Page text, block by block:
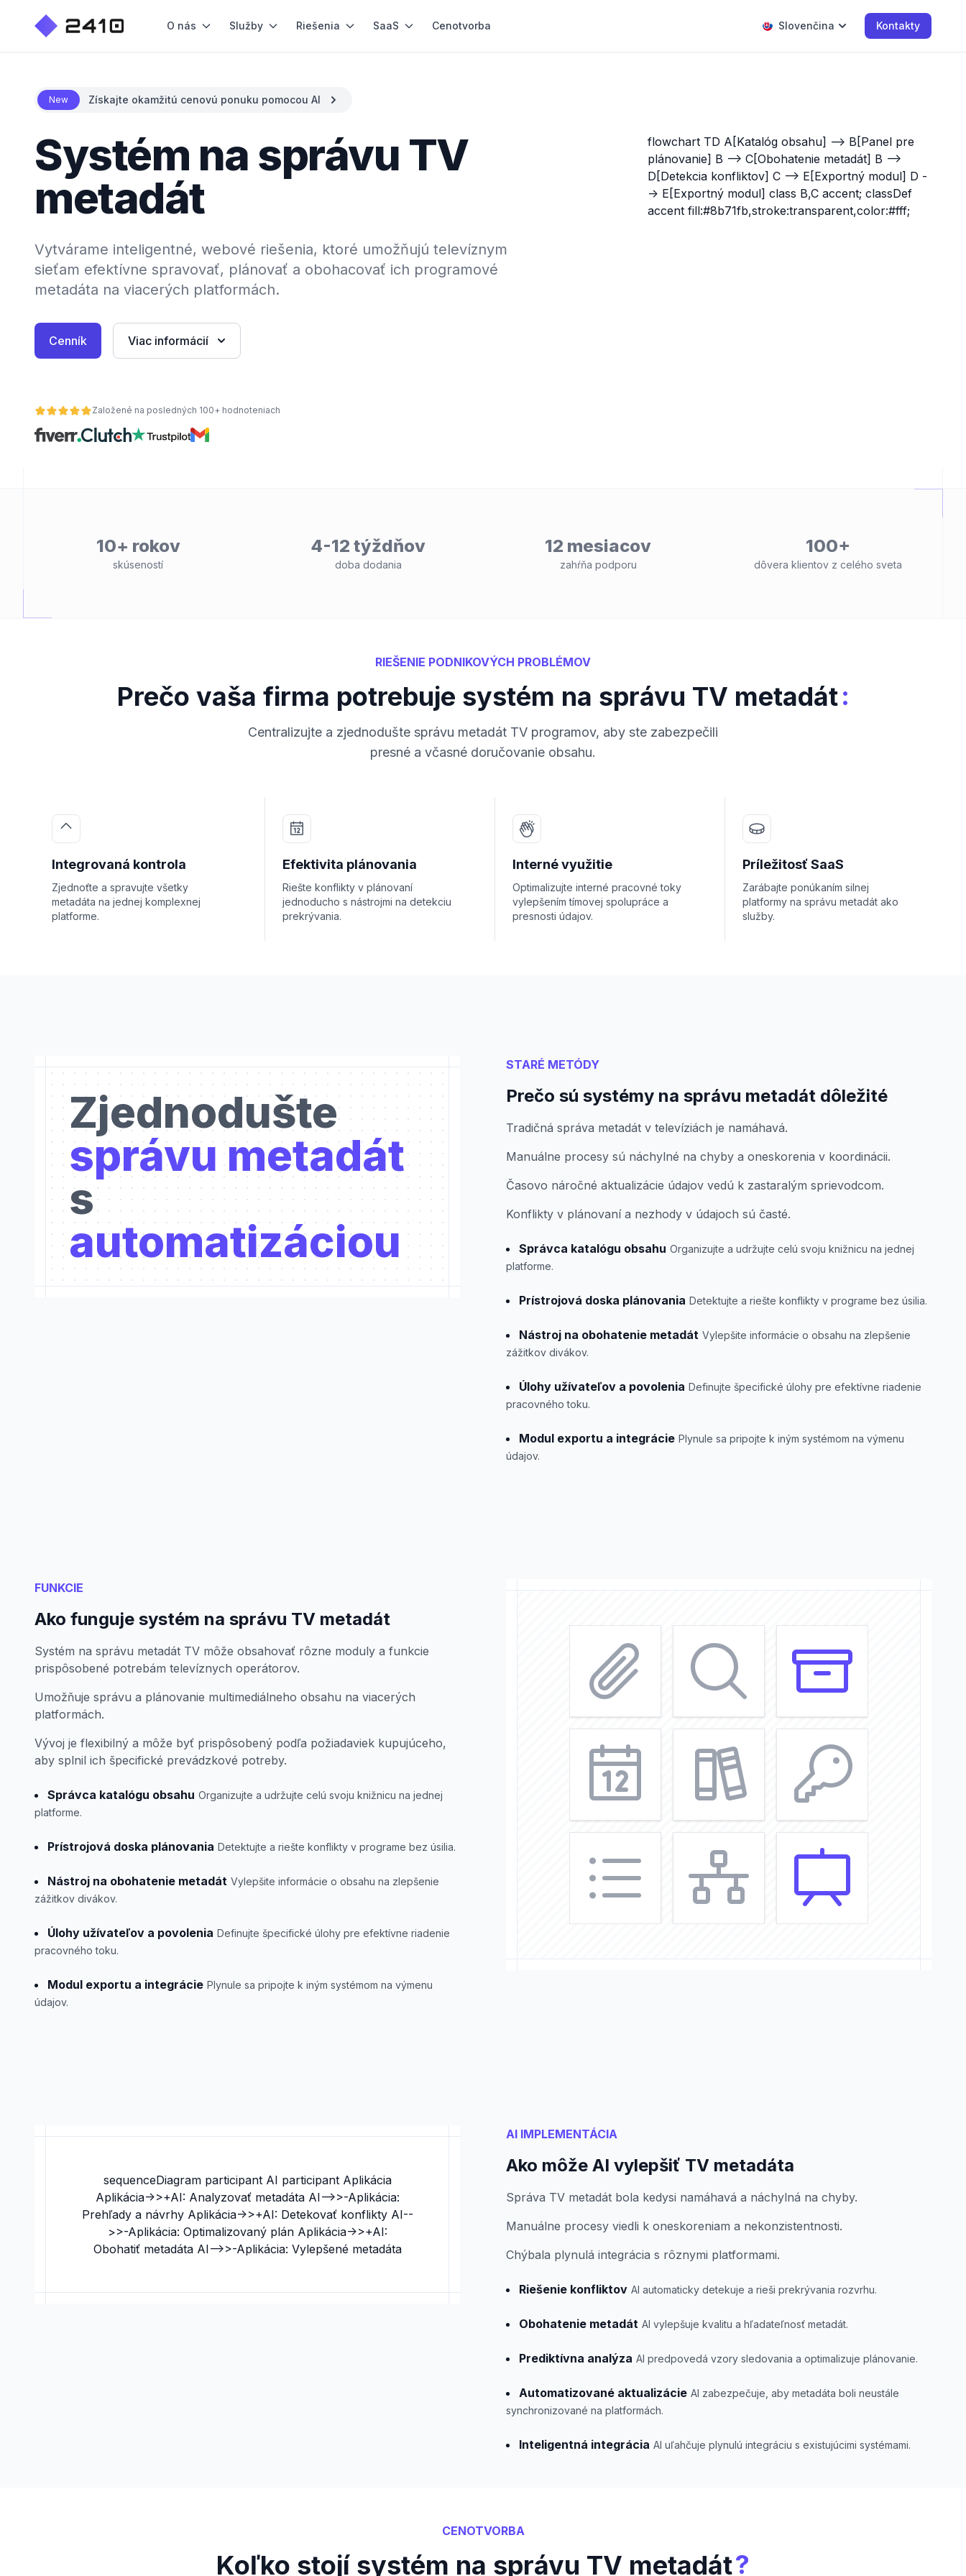
O nás Služby Riešenia SaaS Cenotvorba Slovenčina Kontakty
New Získajte okamžitú cenovú ponuku pomocou AI
Systém na správu TV
metadát
Vytvárame inteligentné, webové riešenia, ktoré umožňujú televíznym
sieťam efektívne spravovať, plánovať a obohacovať ich programové
metadáta na viacerých platformách.
Cenník Viac informácií
Založené na posledných 100+ hodnoteniach
flowchart TD A[Katalóg obsahu] --> B[Panel pre
plánovanie] B --> C[Obohatenie metadát] B -->
D[Detekcia konfliktov] C --> E[Exportný modul] D -
-> E[Exportný modul] class B,C accent; classDef
accent fill:#8b71fb,stroke:transparent,color:#fff;
10+ rokov
skúseností
4-12 týždňov
doba dodania
12 mesiacov
zahŕňa podporu
100+
dôvera klientov z celého sveta
RIEŠENIE PODNIKOVÝCH PROBLÉMOV
Prečo vaša firma potrebuje systém na správu TV metadát:
Centralizujte a zjednodušte správu metadát TV programov, aby ste zabezpečili
presné a včasné doručovanie obsahu.
Integrovaná kontrola
Zjednoťte a spravujte všetky
metadáta na jednej komplexnej
platforme.
Efektivita plánovania
Riešte konflikty v plánovaní
jednoducho s nástrojmi na detekciu
prekrývania.
Interné využitie
Optimalizujte interné pracovné toky
vylepšením tímovej spolupráce a
presnosti údajov.
Príležitosť SaaS
Zarábajte ponúkaním silnej
platformy na správu metadát ako
služby.
Zjednodušte
správu metadát
s
automatizáciou
STARÉ METÓDY
Prečo sú systémy na správu metadát dôležité
Tradičná správa metadát v televíziách je namáhavá.
Manuálne procesy sú náchylné na chyby a oneskorenia v koordinácii.
Časovo náročné aktualizácie údajov vedú k zastaralým sprievodcom.
Konflikty v plánovaní a nezhody v údajoch sú časté.
Správca katalógu obsahu Organizujte a udržujte celú svoju knižnicu na jednej
platforme.
Prístrojová doska plánovania Detektujte a riešte konflikty v programe bez úsilia.
Nástroj na obohatenie metadát Vylepšite informácie o obsahu na zlepšenie
zážitkov divákov.
Úlohy užívateľov a povolenia Definujte špecifické úlohy pre efektívne riadenie
pracovného toku.
Modul exportu a integrácie Plynule sa pripojte k iným systémom na výmenu
údajov.
FUNKCIE
Ako funguje systém na správu TV metadát
Systém na správu metadát TV môže obsahovať rôzne moduly a funkcie
prispôsobené potrebám televíznych operátorov.
Umožňuje správu a plánovanie multimediálneho obsahu na viacerých
platformách.
Vývoj je flexibilný a môže byť prispôsobený podľa požiadaviek kupujúceho,
aby splnil ich špecifické prevádzkové potreby.
Správca katalógu obsahu Organizujte a udržujte celú svoju knižnicu na jednej
platforme.
Prístrojová doska plánovania Detektujte a riešte konflikty v programe bez úsilia.
Nástroj na obohatenie metadát Vylepšite informácie o obsahu na zlepšenie
zážitkov divákov.
Úlohy užívateľov a povolenia Definujte špecifické úlohy pre efektívne riadenie
pracovného toku.
Modul exportu a integrácie Plynule sa pripojte k iným systémom na výmenu
údajov.
sequenceDiagram participant AI participant Aplikácia
Aplikácia->>+AI: Analyzovať metadáta AI-->>-Aplikácia:
Prehľady a návrhy Aplikácia->>+AI: Detekovať konflikty AI--
>>-Aplikácia: Optimalizovaný plán Aplikácia->>+AI:
Obohatiť metadáta AI-->>-Aplikácia: Vylepšené metadáta
AI IMPLEMENTÁCIA
Ako môže AI vylepšiť TV metadáta
Správa TV metadát bola kedysi namáhavá a náchylná na chyby.
Manuálne procesy viedli k oneskoreniam a nekonzistentnosti.
Chýbala plynulá integrácia s rôznymi platformami.
Riešenie konfliktov AI automaticky detekuje a rieši prekrývania rozvrhu.
Obohatenie metadát AI vylepšuje kvalitu a hľadateľnosť metadát.
Prediktívna analýza AI predpovedá vzory sledovania a optimalizuje plánovanie.
Automatizované aktualizácie AI zabezpečuje, aby metadáta boli neustále
synchronizované na platformách.
Inteligentná integrácia AI uľahčuje plynulú integráciu s existujúcimi systémami.
CENOTVORBA
Koľko stojí systém na správu TV metadát?